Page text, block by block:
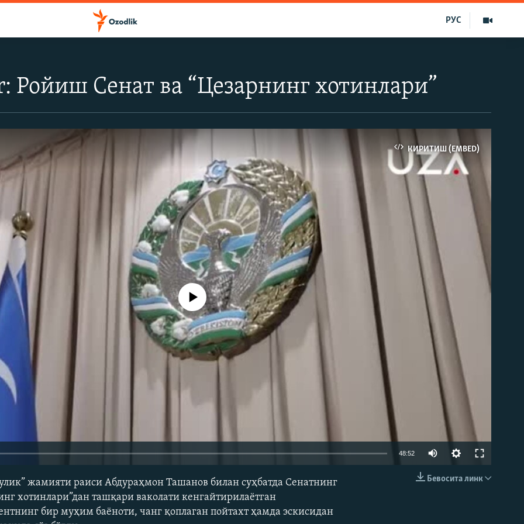
РУС
Ройиш Сенат ва “Цезарнинг хотинлари”
КИРИТИШ (EMBED)
Айни дамда медиа-манба мавжуд эмас
48:52
Бевосита линк
жамияти раиси Абдураҳмон Ташанов билан суҳбатда Сенатнинг
хотинлари”дан ташқари ваколати кенгайтирилаётган
бир муҳим баёноти, чанг қоплаган пойтахт ҳамда эскисидан